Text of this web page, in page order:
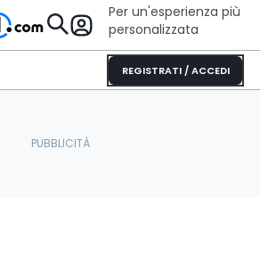
Per un'esperienza più
personalizzata
REGISTRATI / ACCEDI